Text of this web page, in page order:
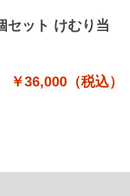
セット けむり当
￥36,000（税込）